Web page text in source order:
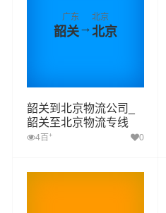
广东
韶关→
北京
北京
韶关到北京物流公司_
韶关至北京物流专线
4百 + 0